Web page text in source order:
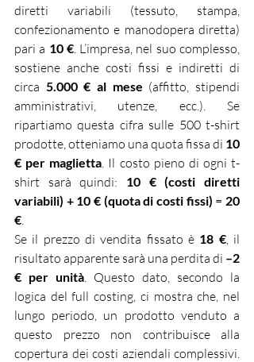
diretti variabili (tessuto, stampa,
confezionamento e manodopera diretta)
pari a 10 €. L’impresa, nel suo complesso,
sostiene anche costi fissi e indiretti di
circa 5.000 € al mese (affitto, stipendi
amministrativi, utenze, ecc.). Se
ripartiamo questa cifra sulle 500 t-shirt
prodotte, otteniamo una quota fissa di 10
€ per maglietta. Il costo pieno di ogni t-
shirt sarà quindi: 10 € (costi diretti
variabili) + 10 € (quota di costi fissi) = 20
€.
Se il prezzo di vendita fissato è 18 €, il
risultato apparente sarà una perdita di –2
€ per unità. Questo dato, secondo la
logica del full costing, ci mostra che, nel
lungo periodo, un prodotto venduto a
questo prezzo non contribuisce alla
copertura dei costi aziendali complessivi.